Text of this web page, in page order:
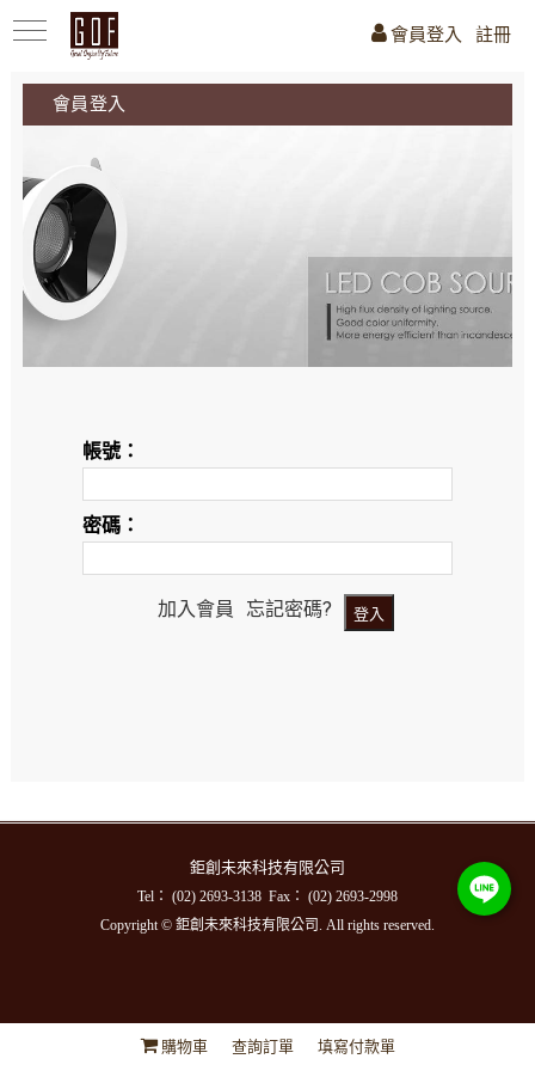
會員登入 註冊
購物車 查詢訂單 填寫付款單
會員登入
帳號：
密碼：
加入會員 忘記密碼?
鉅創未來科技有限公司
Tel： (02) 2693-3138 Fax： (02) 2693-2998
Copyright © 鉅創未來科技有限公司. All rights reserved.